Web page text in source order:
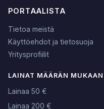
PORTAALISTA
Tietoa meistä
Käyttöehdot ja tietosuoja
Yritysprofiilit
LAINAT MÄÄRÄN MUKAAN
Lainaa 50 €
Lainaa 200 €